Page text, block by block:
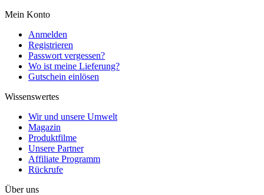
Mein Konto
Anmelden
Registrieren
Passwort vergessen?
Wo ist meine Lieferung?
Gutschein einlösen
Wissenswertes
Wir und unsere Umwelt
Magazin
Produktfilme
Unsere Partner
Affiliate Programm
Rückrufe
Über uns